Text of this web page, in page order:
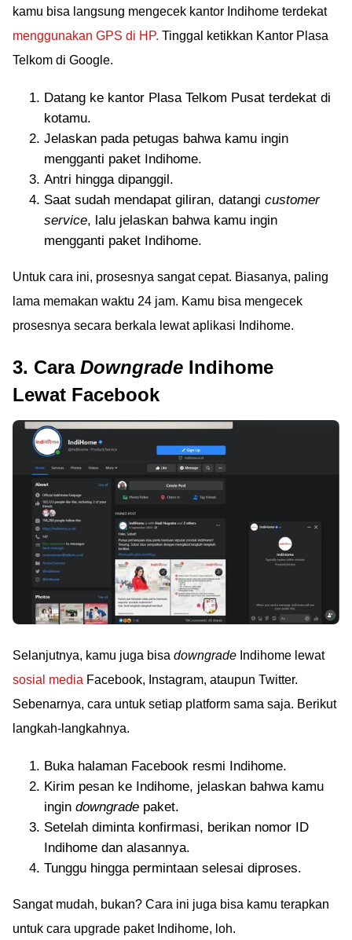
kamu bisa langsung mengecek kantor Indihome terdekat
menggunakan GPS di HP. Tinggal ketikkan Kantor Plasa
Telkom di Google.
Datang ke kantor Plasa Telkom Pusat terdekat di
kotamu.
Jelaskan pada petugas bahwa kamu ingin
mengganti paket Indihome.
Antri hingga dipanggil.
Saat sudah mendapat giliran, datangi customer
service, lalu jelaskan bahwa kamu ingin
mengganti paket Indihome.
Untuk cara ini, prosesnya sangat cepat. Biasanya, paling
lama memakan waktu 24 jam. Kamu bisa mengecek
prosesnya secara berkala lewat aplikasi Indihome.
3. Cara Downgrade Indihome
Lewat Facebook
Selanjutnya, kamu juga bisa downgrade Indihome lewat
sosial media Facebook, Instagram, ataupun Twitter.
Sebenarnya, cara untuk setiap platform sama saja. Berikut
langkah-langkahnya.
Buka halaman Facebook resmi Indihome.
Kirim pesan ke Indihome, jelaskan bahwa kamu
ingin downgrade paket.
Setelah diminta konfirmasi, berikan nomor ID
Indihome dan alasannya.
Tunggu hingga permintaan selesai diproses.
Sangat mudah, bukan? Cara ini juga bisa kamu terapkan
untuk cara upgrade paket Indihome, loh.